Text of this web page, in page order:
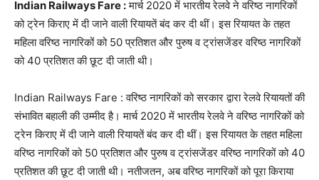
Indian Railways Fare :मार्च 2020 में भारतीय रेलवे ने वरिष्ठ नागरिकों
को ट्रेन किराए में दी जाने वाली रियायतें बंद कर दी थीं। इस रियायत के तहत
महिला वरिष्ठ नागरिकों को 50 प्रतिशत और पुरुष व ट्रांसजेंडर वरिष्ठ नागरिकों
को 40 प्रतिशत की छूट दी जाती थी।
Indian Railways Fare : वरिष्ठ नागरिकों को सरकार द्वारा रेलवे रियायतों की
संभावित बहाली की उम्मीद है। मार्च 2020 में भारतीय रेलवे ने वरिष्ठ नागरिकों को
ट्रेन किराए में दी जाने वाली रियायतें बंद कर दी थीं। इस रियायत के तहत महिला
वरिष्ठ नागरिकों को 50 प्रतिशत और पुरुष व ट्रांसजेंडर वरिष्ठ नागरिकों को 40
प्रतिशत की छूट दी जाती थी। नतीजतन, अब वरिष्ठ नागरिकों को पूरा किराया